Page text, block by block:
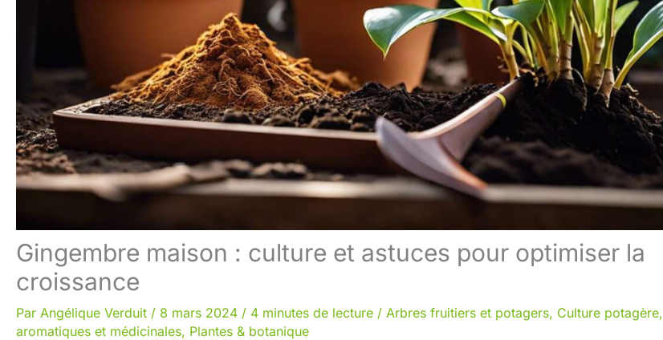
Gingembre maison : culture et astuces pour optimiser la
croissance
Par Angélique Verduit / 8 mars 2024 / 4 minutes de lecture / Arbres fruitiers et potagers, Culture potagère,
aromatiques et médicinales, Plantes & botanique